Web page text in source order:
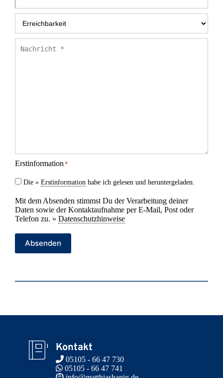
Erstinformation *
Die » Erstinformation habe ich gelesen und heruntergeladen.
Mit dem Absenden stimmst Du der Verarbeitung deiner
Daten sowie der Kontaktaufnahme per E-Mail, Post oder
Telefon zu. » Datenschutzhinweise
Absenden
Kontakt
05105 - 66 47 730
05105 - 66 47 741